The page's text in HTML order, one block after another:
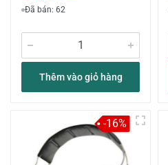
Đã bán: 62
Thêm vào giỏ hàng
-16%